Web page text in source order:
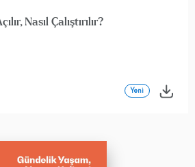
Nasıl Çalıştırılır?
Yeni